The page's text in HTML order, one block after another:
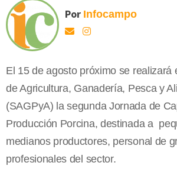
Por Infocampo
El 15 de agosto próximo se realizará
de Agricultura, Ganadería, Pesca y
(SAGPyA) la segunda Jornada de
Producción Porcina, destinada a
medianos productores, personal de
profesionales del sector.